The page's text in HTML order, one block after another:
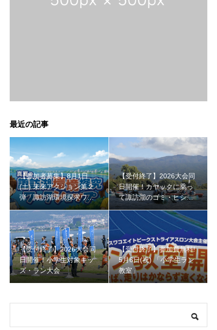
【受付終了】参加費無料! 5月6日(祝) 「小学生ラン教室」
最近の記事
【参加者募集】8月1日
(土) 未来アクション第２
弾「諏訪湖環境探求ワー
クショップ」小学４年生
から！
【受付終了】2026大会同
日開催！カヤックに乗っ
て諏訪湖のゴミ・ヒシを
回収しよう！
【受付終了】2026大会同
日開催！小学生対象キッ
ズ・ラン大会
【受付終了】参加費無料!
5月6日(祝) 「小学生ラン
教室」